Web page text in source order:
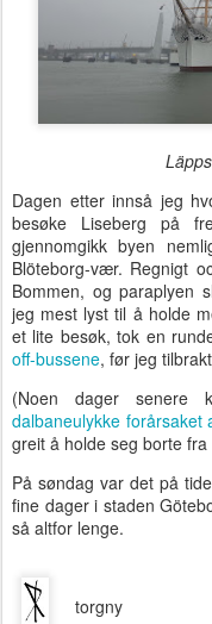
Dagen etter innså jeg
besøke Liseberg på
gjennomgikk byen
Blöteborg-vær. Regnigt
Bommen, og paraplyen
jeg mest lyst til å holde
et lite besøk, tok en
off-bussene, før jeg
(Noen dager
dalbaneulykke forårsaket
greit å holde seg borte
På søndag var det på
fine dager i staden
så altfor lenge.
torgny